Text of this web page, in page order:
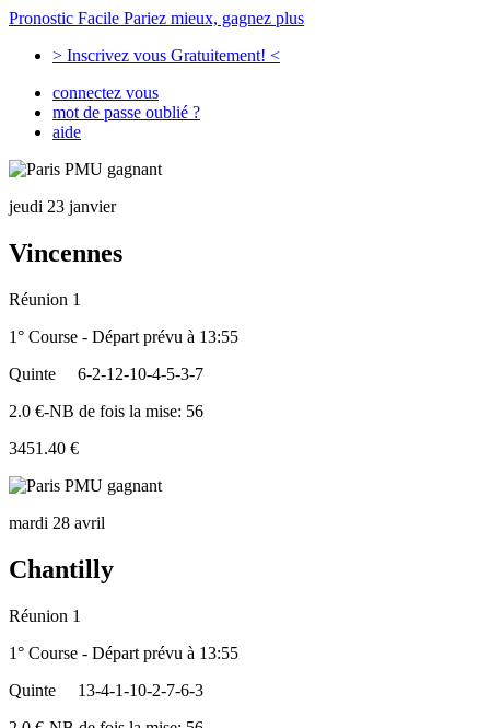
Pronostic Facile Pariez mieux, gagnez plus
> Inscrivez vous Gratuitement! <
connectez vous
mot de passe oublié ?
aide
jeudi 23 janvier
Vincennes
Réunion 1
1° Course - Départ prévu à 13:55
Quinte
6-2-12-10-4-5-3-7
2.0 €-NB de fois la mise: 56
3451.40 €
mardi 28 avril
Chantilly
Réunion 1
1° Course - Départ prévu à 13:55
Quinte
13-4-1-10-2-7-6-3